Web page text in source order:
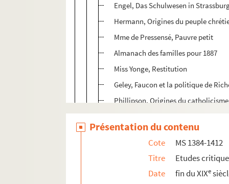
Engel, Das Schulwesen in
Hermann, Origines du peuple
Mme de Pressensé, Pauvre petit
Almanach des familles pour 1887
Miss Yonge, Restitution
Geley, Faucon et la politique de
Phillipson, Origines du
Mossmann, Cartulaire de
Begold, Briefe des Pfalzgrafen Joh.
Stieve, Aeten zur Gesch. des 30 j.
Rosenthal, Beitraege zur
Rogest, Histoire du peuple de
Présentation du contenu
Cote
MS 1384-1412
Titre
Etudes
Date
fin du XIXe